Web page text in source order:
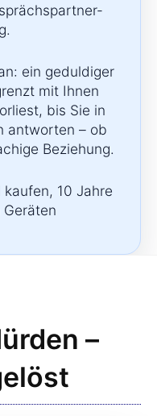
ein geduldiger
mit Ihnen
bis Sie in
antworten – ob
Beziehung.
kaufen, 10 Jahre
–